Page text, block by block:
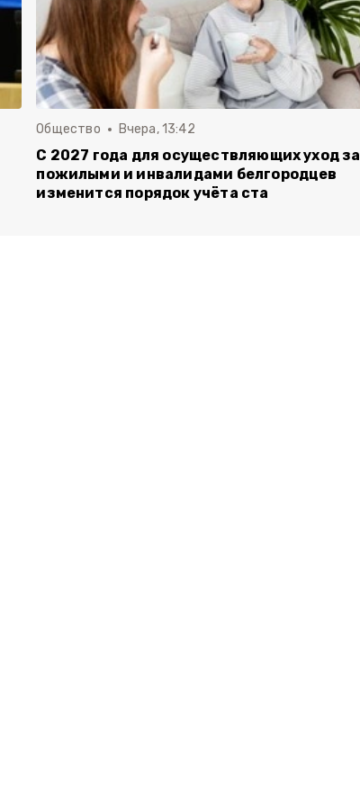
Общество Вчера, 13:42
С 2027 года для осуществляющих уход за
пожилыми и инвалидами белгородцев
изменится порядок учёта ста